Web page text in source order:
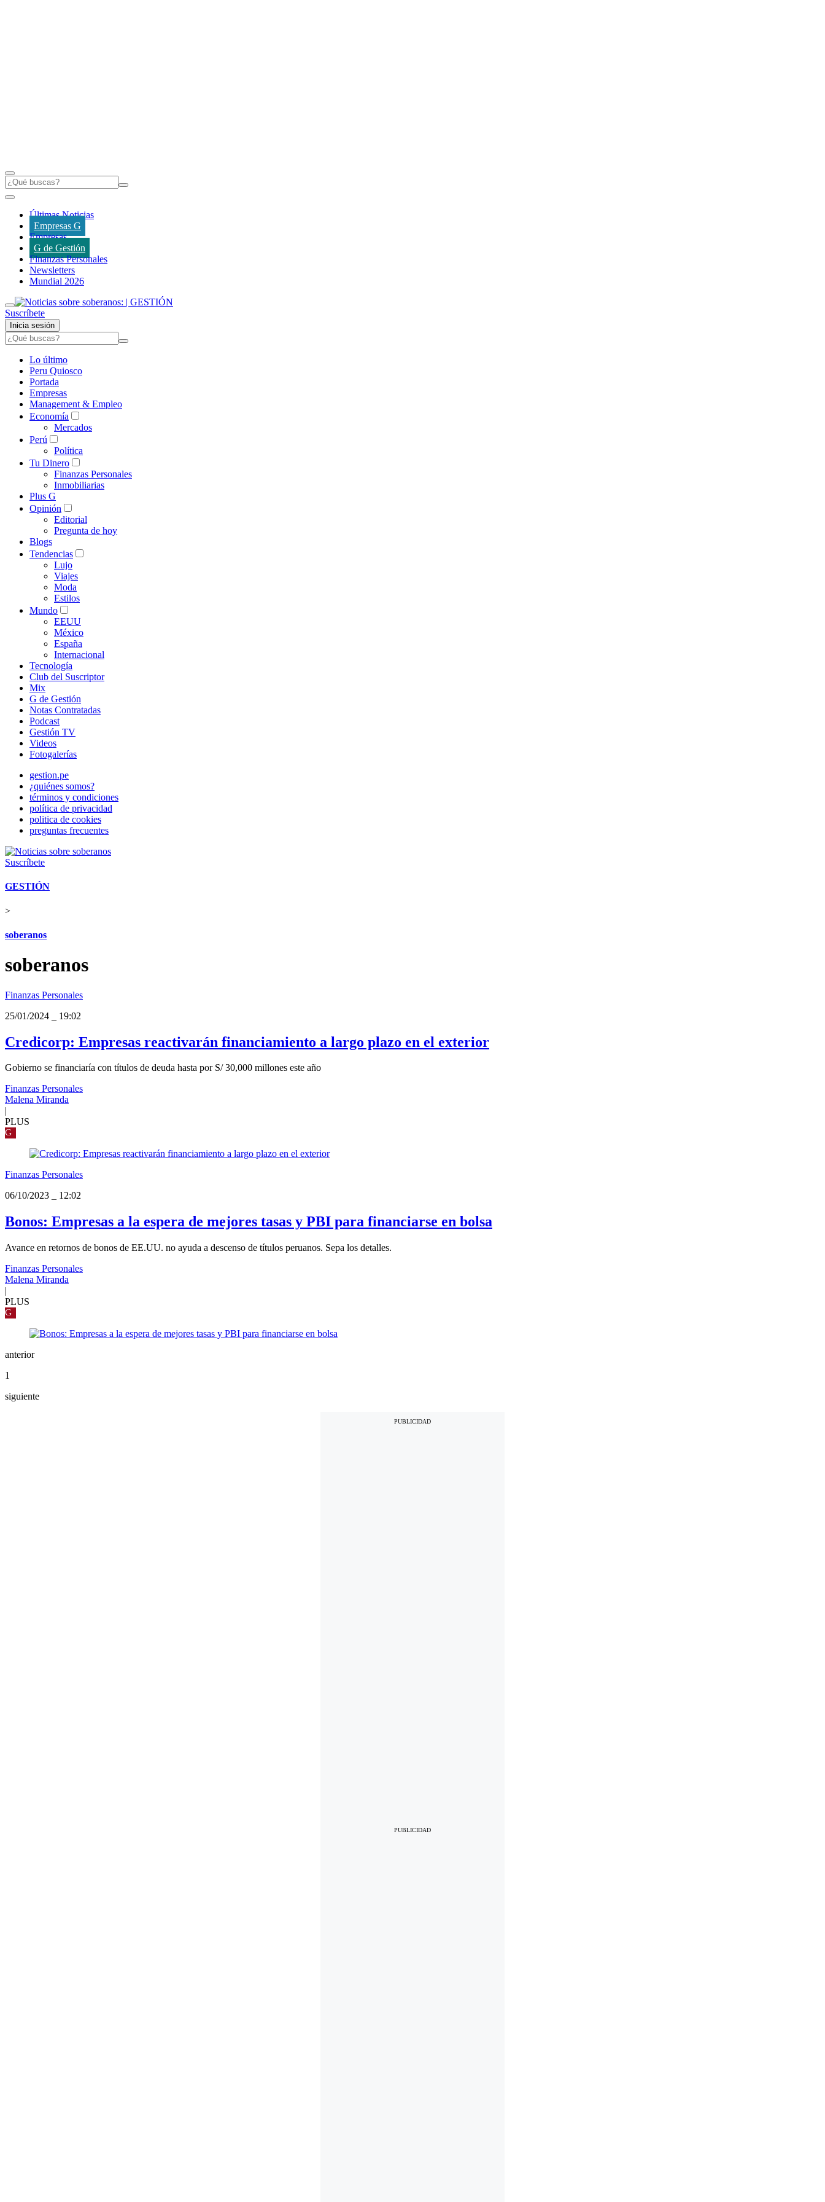
Últimas Noticias
Empresas G
Empresas
G de Gestión
Finanzas Personales
Newsletters
Mundial 2026
Suscríbete
Inicia sesión
Lo último
Peru Quiosco
Portada
Empresas
Management & Empleo
Economía
Mercados
Perú
Política
Tu Dinero
Finanzas Personales
Inmobiliarias
Plus G
Opinión
Editorial
Pregunta de hoy
Blogs
Tendencias
Lujo
Viajes
Moda
Estilos
Mundo
EEUU
México
España
Internacional
Tecnología
Club del Suscriptor
Mix
G de Gestión
Notas Contratadas
Podcast
Gestión TV
Videos
Fotogalerías
gestion.pe
¿quiénes somos?
términos y condiciones
política de privacidad
politica de cookies
preguntas frecuentes
Suscríbete
GESTIÓN
>
soberanos
soberanos
Finanzas Personales
25/01/2024
19:02
Credicorp: Empresas reactivarán financiamiento a largo plazo en el exterior
Gobierno se financiaría con títulos de deuda hasta por S/ 30,000 millones este año
Finanzas Personales
Malena Miranda
PLUS
G
Finanzas Personales
06/10/2023
12:02
Bonos: Empresas a la espera de mejores tasas y PBI para financiarse en bolsa
Avance en retornos de bonos de EE.UU. no ayuda a descenso de títulos peruanos. Sepa los detalles.
Finanzas Personales
Malena Miranda
|
PLUS
G
anterior
1
siguiente